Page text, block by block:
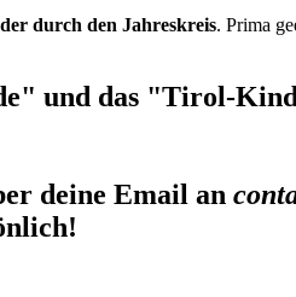
durch den Jahreskreis. Prima
und das "Tirol-
deine Email an